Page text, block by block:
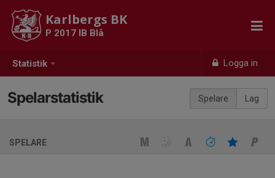
Statistik Logga in
Karlbergs BK
P 2017 IB Blå
Spelare Lag
Spelarstatistik
SPELARE